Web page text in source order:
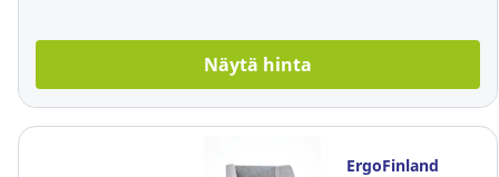
Näytä hinta
ErgoFinland